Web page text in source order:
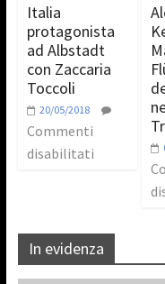
Italia
protagonista
ad Albstadt
con Zaccaria
Toccoli
20/05/2018
Commenti
disabilitati
In evidenza